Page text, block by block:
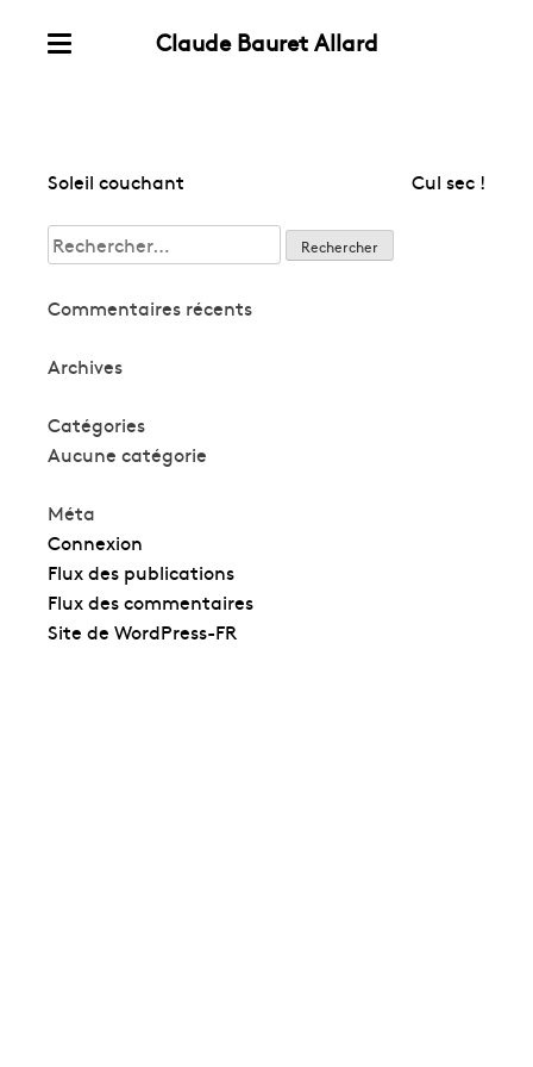
Skip
Claude Bauret Allard
Navigation
l’article
Soleil couchant Cul sec !
Rechercher :
Commentaires récents
Archives
Catégories
Aucune catégorie
Méta
Connexion
Flux des publications
Flux des commentaires
Site de WordPress-FR